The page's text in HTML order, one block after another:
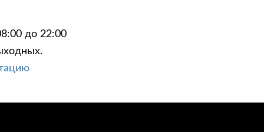
до 22:00